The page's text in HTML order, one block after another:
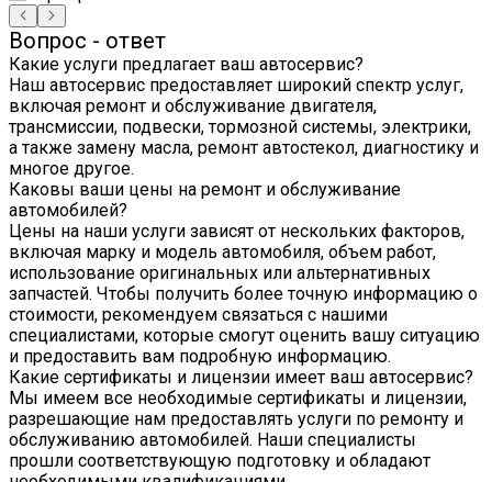
Вопрос - ответ
Какие услуги предлагает ваш автосервис?
Наш автосервис предоставляет широкий спектр услуг,
включая ремонт и обслуживание двигателя,
трансмиссии, подвески, тормозной системы, электрики,
а также замену масла, ремонт автостекол, диагностику и
многое другое.
Каковы ваши цены на ремонт и обслуживание
автомобилей?
Цены на наши услуги зависят от нескольких факторов,
включая марку и модель автомобиля, объем работ,
использование оригинальных или альтернативных
запчастей. Чтобы получить более точную информацию о
стоимости, рекомендуем связаться с нашими
специалистами, которые смогут оценить вашу ситуацию
и предоставить вам подробную информацию.
Какие сертификаты и лицензии имеет ваш автосервис?
Мы имеем все необходимые сертификаты и лицензии,
разрешающие нам предоставлять услуги по ремонту и
обслуживанию автомобилей. Наши специалисты
прошли соответствующую подготовку и обладают